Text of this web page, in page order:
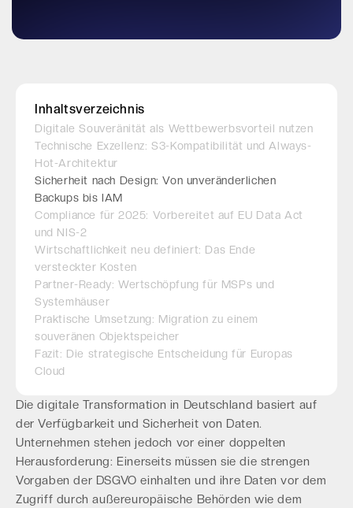
Inhaltsverzeichnis
Digitale Souveränität als Wettbewerbsvorteil nutzen
Technische Exzellenz: S3-Kompatibilität und Always-
Hot-Architektur
Sicherheit nach Design: Von unveränderlichen
Backups bis IAM
Compliance für 2025: Vorbereitet auf EU Data Act
und NIS-2
Wirtschaftlichkeit neu definiert: Das Ende
versteckter Kosten
Partner-Ready: Wertschöpfung für MSPs und
Systemhäuser
Praktische Umsetzung: Migration zu einem
souveränen Objektspeicher
Fazit: Die strategische Entscheidung für Europas
Cloud
Die digitale Transformation in Deutschland basiert auf
der Verfügbarkeit und Sicherheit von Daten.
Unternehmen stehen jedoch vor einer doppelten
Herausforderung: Einerseits müssen sie die strengen
Vorgaben der DSGVO einhalten und ihre Daten vor dem
Zugriff durch außereuropäische Behörden wie dem